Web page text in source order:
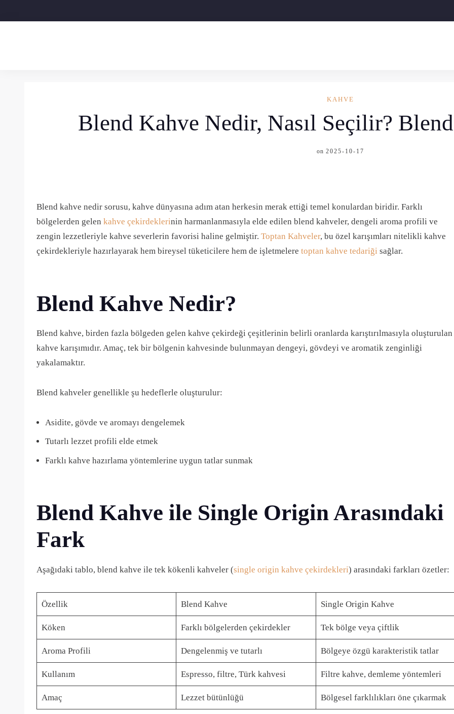
to
KAHVE
Blend Kahve Nedir, Nasıl Seçilir?
on 2025-10-17
Blend kahve nedir sorusu, kahve dünyasına adım atan herkesin merak ettiği temel konulardan biridir. Farklı
bölgelerden gelen kahve çekirdeklerinin harmanlanmasıyla elde edilen blend kahveler, dengeli aroma profili ve
zengin lezzetleriyle kahve severlerin favorisi haline gelmiştir. Toptan Kahveler, bu özel karışımları nitelikli kahve
çekirdekleriyle hazırlayarak hem bireysel tüketicilere hem de işletmelere toptan kahve tedariği sağlar.
Blend Kahve Nedir?
Blend kahve, birden fazla bölgeden gelen kahve çekirdeği çeşitlerinin belirli oranlarda karıştırılmasıyla oluşturulan
kahve karışımıdır. Amaç, tek bir bölgenin kahvesinde bulunmayan dengeyi, gövdeyi ve aromatik zenginliği
yakalamaktır.
Blend kahveler genellikle şu hedeflerle oluşturulur:
Asidite, gövde ve aromayı dengelemek
Tutarlı lezzet profili elde etmek
Farklı kahve hazırlama yöntemlerine uygun tatlar sunmak
Blend Kahve ile Single Origin Arasındaki
Fark
Aşağıdaki tablo, blend kahve ile tek kökenli kahveler (single origin kahve çekirdekleri) arasındaki farkları özetler:
Özellik Blend Kahve Single Origin Kahve
Köken Farklı bölgelerden çekirdekler Tek bölge veya çiftlik
Aroma Profili Dengelenmiş ve tutarlı Bölgeye özgü karakteristik tatlar
Kullanım Espresso, filtre, Türk kahvesi Filtre kahve, demleme yöntemleri
Amaç Lezzet bütünlüğü Bölgesel farklılıkları öne çıkarmak